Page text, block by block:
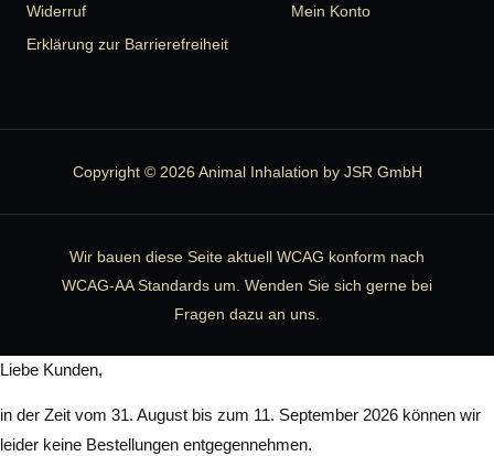
Widerruf
Erklärung zur Barrierefreiheit
Mein Konto
Copyright © 2026 Animal Inhalation by JSR GmbH
Wir bauen diese Seite aktuell WCAG konform nach
WCAG-AA Standards um. Wenden Sie sich gerne bei
Fragen dazu an uns.
Liebe Kunden,
in der Zeit vom 31. August bis zum 11. September 2026 können wir
leider keine Bestellungen entgegennehmen.